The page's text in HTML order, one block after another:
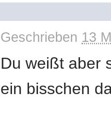
Geschrieben 13
Du weißt aber
ein bisschen